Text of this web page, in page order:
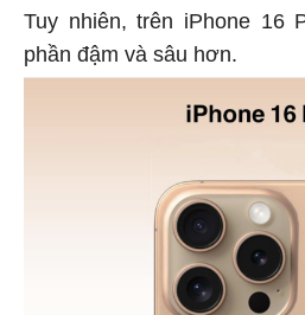
Tuy nhiên, trên iPhone 16
phần đậm và sâu hơn.